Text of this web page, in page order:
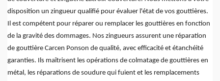
disposition un zingueur qualifié pour évaluer l'état de vos gouttières.
Il est compétent pour réparer ou remplacer les gouttières en fonction
de la gravité des dommages. Nos zingueurs assurent une réparation
de gouttière Carcen Ponson de qualité, avec efficacité et étanchéité
garanties. Ils maîtrisent les opérations de colmatage de gouttières en
métal, les réparations de soudure qui fuient et les remplacements